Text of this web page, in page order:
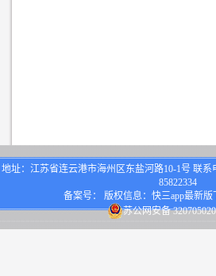
地址：江苏省连云港市海州区东盐河路10-1号 联系
85822334
备案号： 版权信息：快三app最新版
苏公网安备